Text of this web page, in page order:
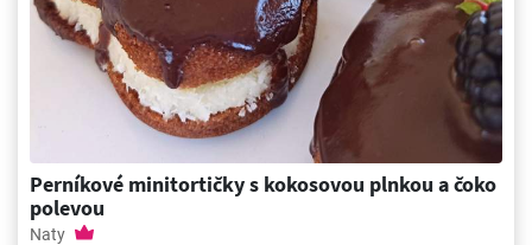
Perníkové minitortičky s kokosovou plnkou a čoko
polevou
Naty